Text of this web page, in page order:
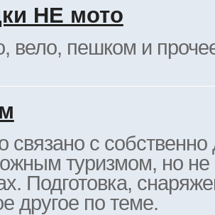
НЕ мото
вело, пешком и
связано с
туризмом, но не
Подготовка,
другое по теме.